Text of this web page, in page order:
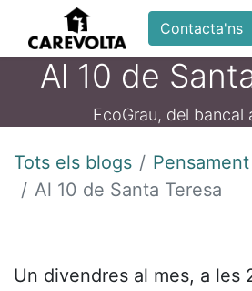
Contacta'ns
Al 10 de
EcoGrau, del bancal
Tots els blogs
Al 10 de Santa Teresa
Un divendres al mes, a les